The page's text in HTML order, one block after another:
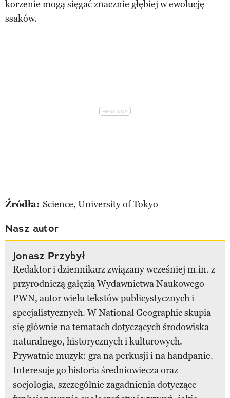
korzenie mogą sięgać znacznie głębiej w ewolucję
ssaków.
Źródła: Science, University of Tokyo
Nasz autor
Jonasz Przybył
Redaktor i dziennikarz związany wcześniej m.in. z
przyrodniczą gałęzią Wydawnictwa Naukowego
PWN, autor wielu tekstów publicystycznych i
specjalistycznych. W National Geographic skupia
się głównie na tematach dotyczących środowiska
naturalnego, historycznych i kulturowych.
Prywatnie muzyk: gra na perkusji i na handpanie.
Interesuje go historia średniowiecza oraz
socjologia, szczególnie zagadnienia dotyczące